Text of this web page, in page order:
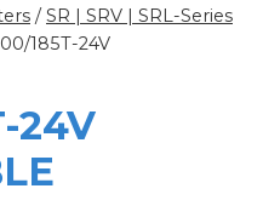
/ SR | SRV | SRL-Series
185T-24V
24V